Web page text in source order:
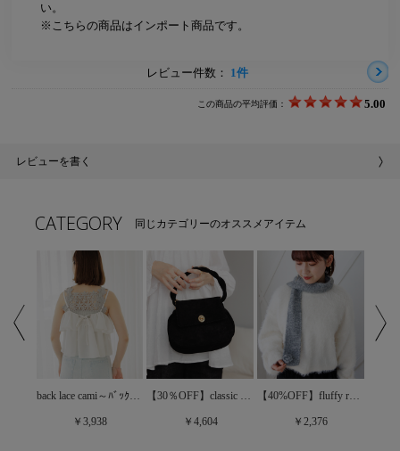
い。
※こちらの商品はインポート商品です。
レビュー件数： 1件
この商品の平均評価： 5.00
レビューを書く
CATEGORY 同じカテゴリーのオススメアイテム
back lace cami～ﾊﾞｯｸﾚｰｽｷｬﾐ
￥3,938
【30％OFF】classic suede bag～ｸﾗｼｯｸｽｴｰﾄﾞﾊﾞｯｸﾞ
￥4,604
【40%OFF】fluffy rose muffler～ﾌﾗｯﾌｨｰﾛｰｽﾞﾏﾌﾗｰ
￥2,376